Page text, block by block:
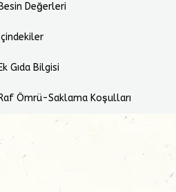
Besin Değerleri
Ek Gıda Bilgisi
Raf Ömrü-Saklama Koşulları